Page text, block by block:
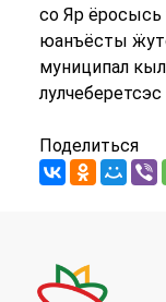
со Яр ёросысь
юанъёсты
муниципал
Поделиться